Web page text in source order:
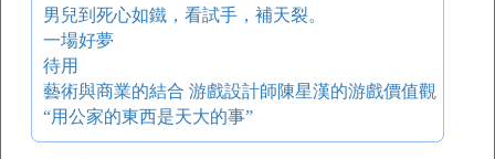
男兒到死心如鐵，看試手，補天裂。
一場好夢
待用
藝術與商業的結合 游戲設計師陳星漢的游戲價值觀
“用公家的東西是天大的事”